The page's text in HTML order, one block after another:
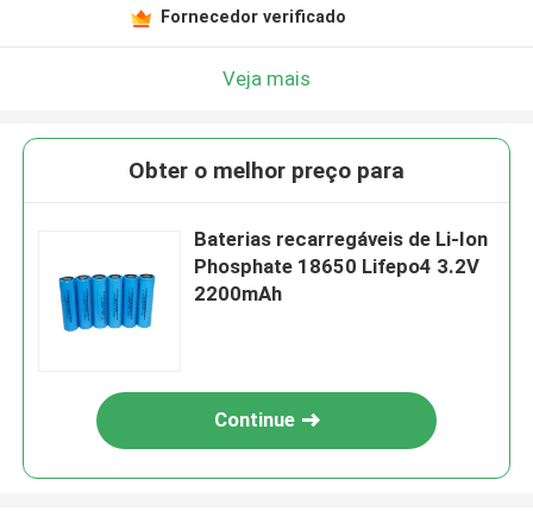
Fornecedor verificado
Veja mais
Obter o melhor preço para
Baterias recarregáveis de Li-Ion
Phosphate 18650 Lifepo4 3.2V
2200mAh
Continue